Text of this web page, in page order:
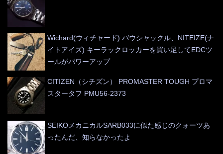
Wichard(ウィチャード) バウシャックル、NITEIZE(ナ
イトアイズ) キーラックロッカーを買い足してEDCツ
ールがパワーアップ
CITIZEN（シチズン） PROMASTER TOUGH プロマ
スタータフ PMU56-2373
SEIKOメカニカルSARB033に似た感じのクォーツあ
ったんだ、知らなかったよ